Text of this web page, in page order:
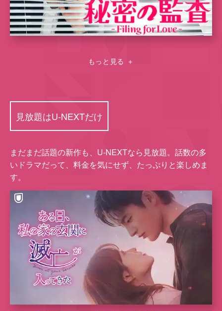
もっと見る ＋
見放題はU-NEXTだけ
まだまだ話題の新作も、U-NEXTなら⾒放題。話数の多
いドラマだって、料⾦を気にせず、たっぷりと楽しめま
す。